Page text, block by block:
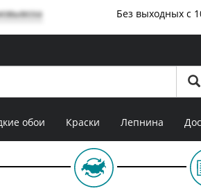
Без выходных с
обои Краски Лепнина